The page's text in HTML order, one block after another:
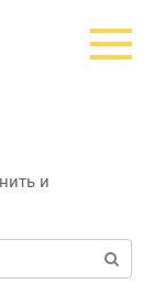
и